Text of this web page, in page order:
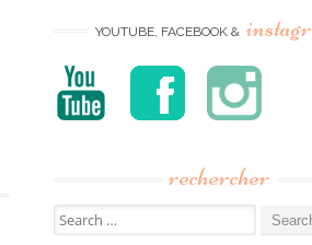
YOUTUBE, FACEBOOK &
rechercher
Search
for: